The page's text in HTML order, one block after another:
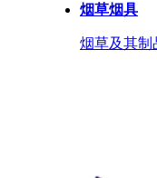
烟草烟具
烟草及其制